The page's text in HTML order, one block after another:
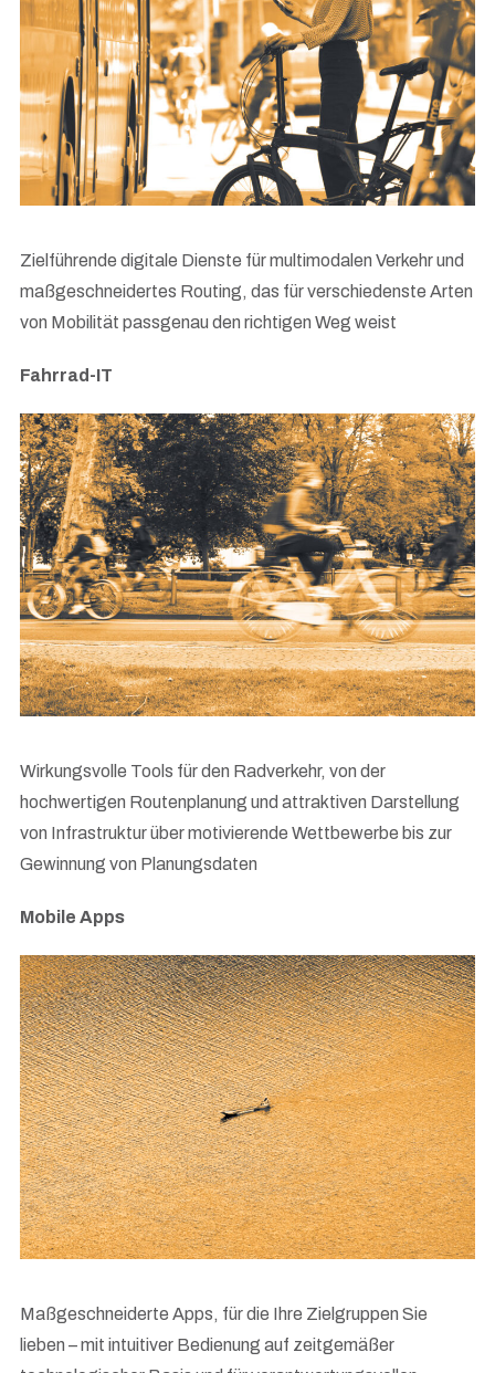
Zielführende digitale Dienste für multimodalen Verkehr und
maßgeschneidertes Routing, das für verschiedenste Arten
von Mobilität passgenau den richtigen Weg weist
Fahrrad-IT
Wirkungsvolle Tools für den Radverkehr, von der
hochwertigen Routenplanung und attraktiven Darstellung
von Infrastruktur über motivierende Wettbewerbe bis zur
Gewinnung von Planungsdaten
Mobile Apps
Maßgeschneiderte Apps, für die Ihre Zielgruppen Sie
lieben – mit intuitiver Bedienung auf zeitgemäßer